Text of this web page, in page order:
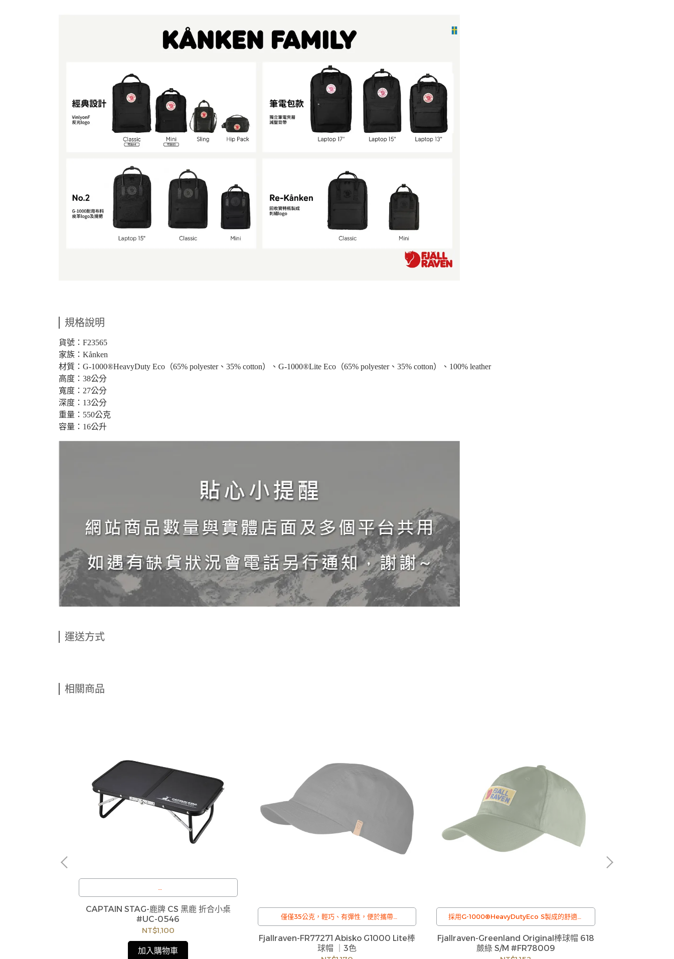
規格說明
貨號：F23565
家族：Kånken
材質：G-1000®HeavyDuty Eco（65% polyester、35% cotton）、G-1000®Lite Eco（65% polyester、35% cotton）、100% leather
高度：38公分
寬度：27公分
深度：13公分
重量：550公克
容量：16公升
運送方式
相關商品
/
訂購注意事項 :
商品流動性快且多個平台共用庫存，偶有下單後
缺貨情形，客服人員將立即與您聯繫交期或更換
商品，如無法出貨，本公司將有權取消訂單，造
成不便尚請見諒。如遇庫存不足無法下單，亦歡
迎洽詢客服。
CAPTAIN STAG-鹿牌 CS 黑鹿 折合小桌
#UC-0546
NT$1,100
加入購物車
僅僅35公克，輕巧、有彈性，便於攜帶
/
訂購注意事項 :
商品流動性快且多個平台共用庫存，偶有下單後
缺貨情形，客服人員將立即與您聯繫交期或更換
Fjallraven-FR77271 Abisko G1000 Lite棒
球帽 ｜3色
採用G-1000®HeavyDutyEco S製成的舒適棒
球帽，結合Fjallraven 1970年代的復古徽章
Fjallraven-Greenland Original棒球帽 618
蕨綠 S/M #FR78009